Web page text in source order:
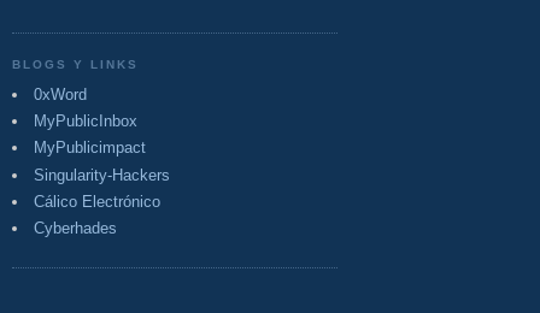
BLOGS Y LINKS
0xWord
MyPublicInbox
MyPublicimpact
Singularity-Hackers
Cálico Electrónico
Cyberhades